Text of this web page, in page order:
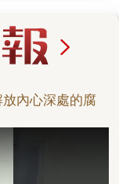
內心深處的腐